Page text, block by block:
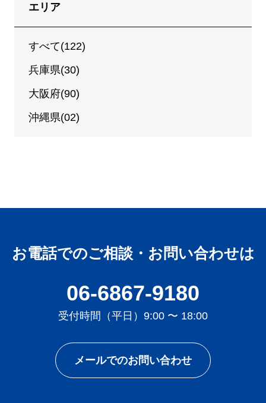
エリア
すべて(122)
兵庫県(30)
大阪府(90)
沖縄県(02)
お電話でのご相談・お問い合わせは
06-6867-9180
受付時間（平日）9:00 〜 18:00
メールでのお問い合わせ